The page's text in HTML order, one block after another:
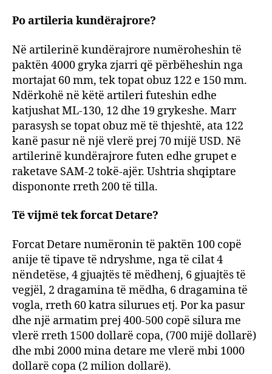
Po artileria kundërajrore?
Në artilerinë kundërajrore numëroheshin të
paktën 4000 gryka zjarri që përbëheshin nga
mortajat 60 mm, tek topat obuz 122 e 150 mm.
Ndërkohë në këtë artileri futeshin edhe
katjushat ML-130, 12 dhe 19 grykeshe. Marr
parasysh se topat obuz më të thjeshtë, ata 122
kanë pasur në një vlerë prej 70 mijë USD. Në
artilerinë kundërajrore futen edhe grupet e
raketave SAM-2 tokë-ajër. Ushtria shqiptare
dispononte rreth 200 të tilla.
Të vijmë tek forcat Detare?
Forcat Detare numëronin të paktën 100 copë
anije të tipave të ndryshme, nga të cilat 4
nëndetëse, 4 gjuajtës të mëdhenj, 6 gjuajtës të
vegjël, 2 dragamina të mëdha, 6 dragamina të
vogla, rreth 60 katra silurues etj. Por ka pasur
dhe një armatim prej 400-500 copë silura me
vlerë rreth 1500 dollarë copa, (700 mijë dollarë)
dhe mbi 2000 mina detare me vlerë mbi 1000
dollarë copa (2 milion dollarë).